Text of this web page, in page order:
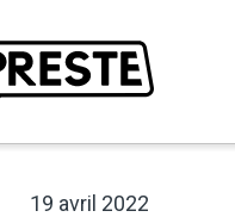
19 avril 2022